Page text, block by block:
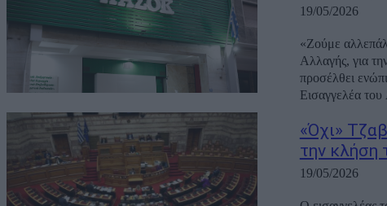
19/05/2026
«Ζούμε
Αλλαγής, για
προσέλθει
Εισαγγελέα
«Όχι»
την κλήση
19/05/2026